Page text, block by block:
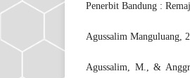
Penerbit Bandung :
Agussalim Manguluang,
Agussalim, M., &